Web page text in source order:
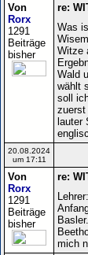
Von
Rorx
1291
Beiträge
bisher
re:
Was
Witze
Wald
wählt
soll
zuerst
lauter
20.08.2024
um 17:11
Von
Rorx
1291
Beiträge
bisher
re:
mich